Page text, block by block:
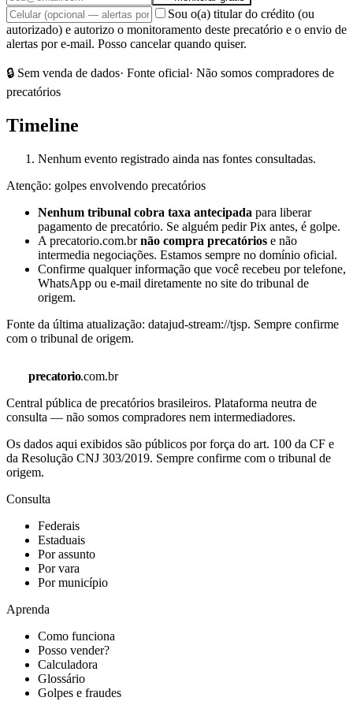
Sou o(a) titular do crédito (ou
autorizado) e autorizo o monitoramento deste precatório e o envio de
alertas por e-mail. Posso cancelar quando quiser.
🔒 Sem venda de dados· Fonte oficial· Não somos compradores de
precatórios
Timeline
Nenhum evento registrado ainda nas fontes consultadas.
Atenção: golpes envolvendo precatórios
Nenhum tribunal cobra taxa antecipada para liberar
pagamento de precatório. Se alguém pedir Pix antes, é golpe.
A precatorio.com.brnão compra precatórios e não
intermedia negociações. Estamos sempre no domínio oficial.
Confirme qualquer informação que você recebeu por telefone,
WhatsApp ou e-mail diretamente no site do tribunal de
origem.
Fonte da última atualização: datajud-stream://tjsp. Sempre confirme
com o tribunal de origem.
precatorio.com.br
Central pública de precatórios brasileiros. Plataforma neutra de
consulta — não somos compradores nem intermediadores.
Os dados aqui exibidos são públicos por força do art. 100 da CF e
da Resolução CNJ 303/2019. Sempre confirme com o tribunal de
origem.
Consulta
Federais
Estaduais
Por assunto
Por vara
Por município
Aprenda
Como funciona
Posso vender?
Calculadora
Glossário
Golpes e fraudes